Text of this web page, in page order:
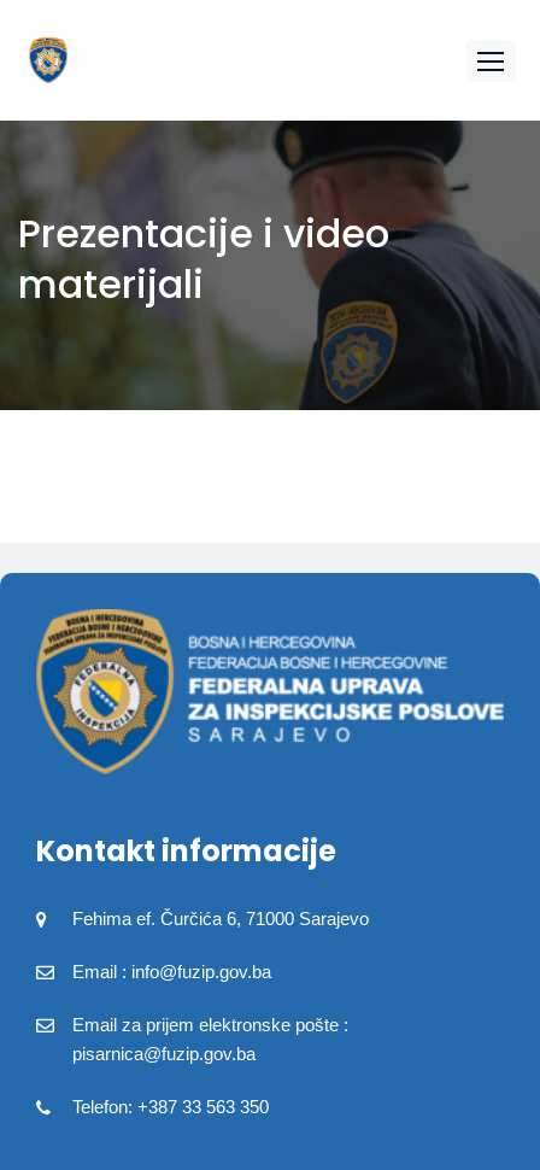
Prezentacije i video
materijali
Kontakt informacije
Fehima ef. Čurčića 6, 71000 Sarajevo
Email : info@fuzip.gov.ba
Email za prijem elektronske pošte :
pisarnica@fuzip.gov.ba
Telefon: +387 33 563 350